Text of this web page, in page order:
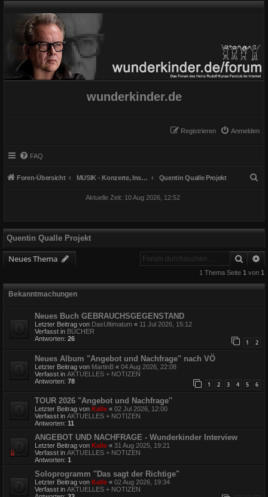
wunderkinder.de
Anmelden
Registrieren
FAQ
Foren-Übersicht MUSIK - Konzerte, Instrumente und Gesang Quentin Qualle Projekt
Aktuelle Zeit: 10 Aug 2026, 12:52
Quentin Qualle Projekt
Neues Thema Suche
1 Thema Seite 1von 1
Bekanntmachungen
Neues Buch GEBRAUCHSGEGENSTAND
Letzter Beitrag von DasUltimatum « 11 Jul 2026, 15:12
Verfasst in BÜCHER
Antworten: 26 1 2
Neues Album "Angebot und Nachfrage" nach VÖ
Letzter Beitrag von MartinB « 04 Aug 2026, 22:08
Verfasst in AKTUELLES + NOTIZEN
Antworten: 78 1 2 3 4 5 6
TOUR 2026 "Angebot und Nachfrage″
Letzter Beitrag von Kalle « 02 Jul 2026, 12:00
Verfasst in AKTUELLES + NOTIZEN
Antworten: 11
ANGEBOT UND NACHFRAGE - Wunderkinder Interview
Letzter Beitrag von Kalle « 31 Aug 2025, 19:21
Verfasst in AKTUELLES + NOTIZEN
Antworten: 1
Soloprogramm "Das sagt der Richtige"
Letzter Beitrag von Kalle « 02 Aug 2026, 19:34
Verfasst in AKTUELLES + NOTIZEN